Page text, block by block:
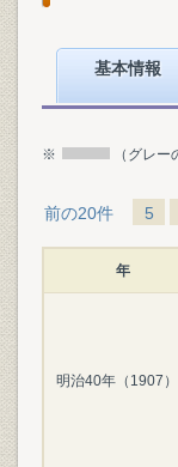
基本情報
※ （グレ
前の20件 5
年
明治40年（1907）